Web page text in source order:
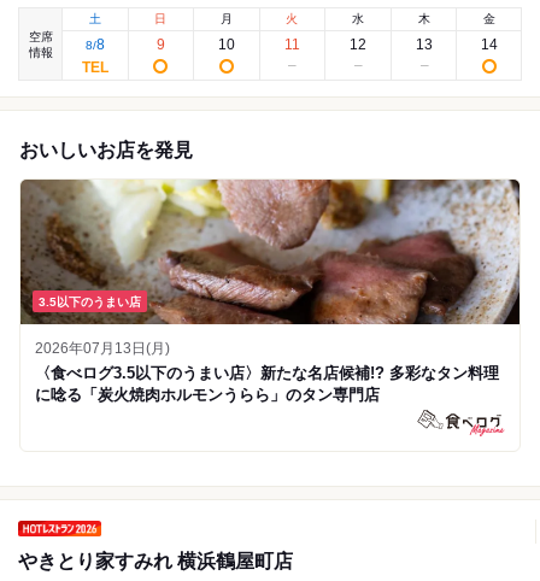
空席
情報
土
8/8
日
9
月
10
火
11
水
12
木
13
金
14
おいしいお店を発見
3.5以下のうまい店
2026年07月13日(月)
〈食べログ3.5以下のうまい店〉新たな名店候補!? 多彩なタン料理
に唸る「炭火焼肉ホルモンうらら」のタン専門店
やきとり家すみれ 横浜鶴屋町店